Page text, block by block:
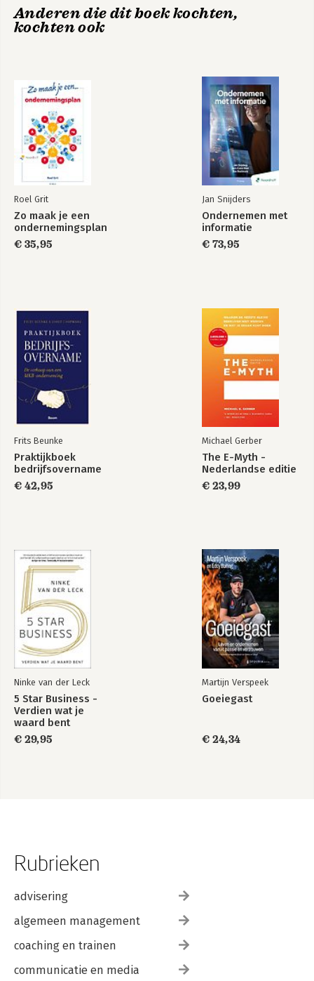
Anderen die dit boek kochten,
kochten ook
Roel Grit
Zo maak je een
ondernemingsplan
€ 35,95
Jan Snijders
Ondernemen met
informatie
€ 73,95
Frits Beunke
Praktijkboek
bedrijfsovername
€ 42,95
Michael Gerber
The E-Myth -
Nederlandse editie
€ 23,99
Ninke van der Leck
5 Star Business -
Verdien wat je
waard bent
€ 29,95
Martijn Verspeek
Goeiegast
€ 24,34
Rubrieken
advisering
algemeen management
coaching en trainen
communicatie en media